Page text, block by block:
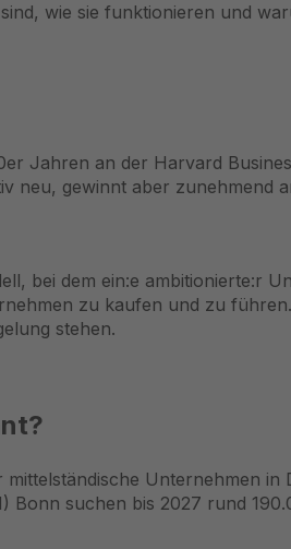
wie sie funktionieren und
Jahren an der Harvard
neu, gewinnt aber zunehmend
bei dem ein:e ambitionierte:r
zu kaufen und zu
stehen.
Unternehmen
Bonn suchen bis 2027 rund